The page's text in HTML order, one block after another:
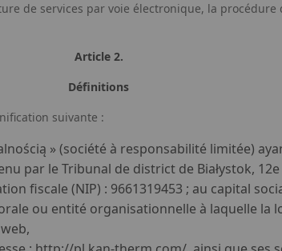
de services par voie électronique, la
Article 2.
Définitions
suivante :
» (société à responsabilité limitée)
par le Tribunal de district de Białystok,
fiscale (NIP) : 9661319453 ; au capital
ou entité organisationnelle à laquelle la